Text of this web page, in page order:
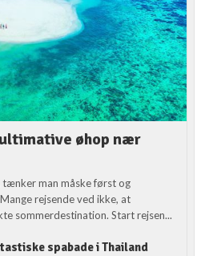
ultimative øhop nær
man måske først og
rejsende ved ikke, at
sommerdestination. Start rejsen...
spabade i Thailand